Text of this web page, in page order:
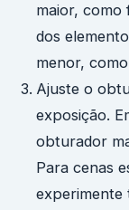
maior, como
dos
menor,
Ajuste o
exposição.
obturador
Para cenas
experimente